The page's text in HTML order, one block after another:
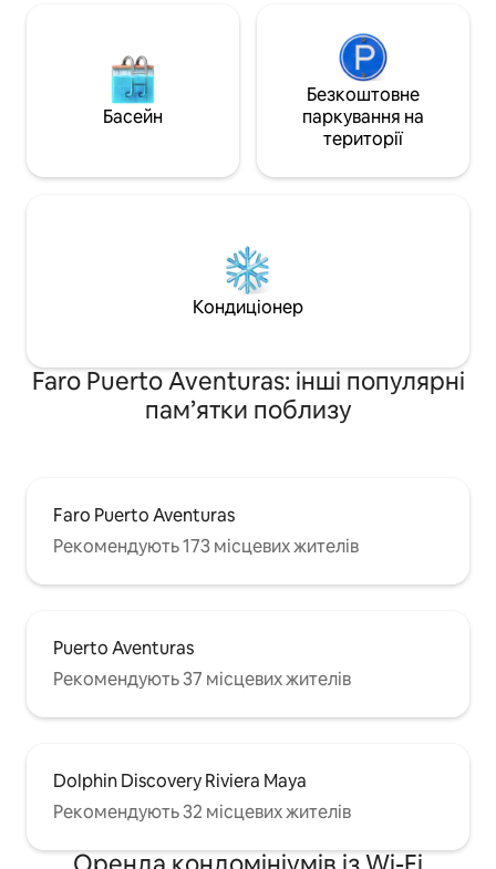
Басейн
Безкоштовне
паркування на
території
Кондиціонер
Faro Puerto Aventuras: інші популярні
пам’ятки поблизу
Faro Puerto Aventuras
Рекомендують 173 місцевих жителів
Puerto Aventuras
Рекомендують 37 місцевих жителів
Dolphin Discovery Riviera Maya
Рекомендують 32 місцевих жителів